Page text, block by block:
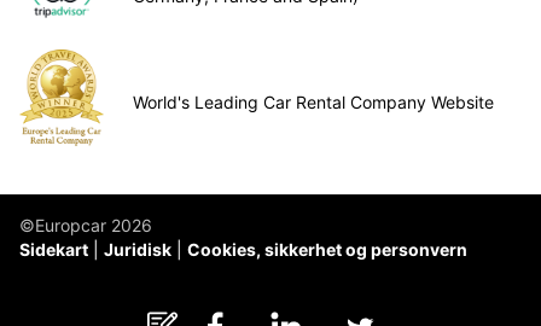
World's Leading Car Rental Company Website
©Europcar 2026
Sidekart
Juridisk Cookies, sikkerhet og personvern